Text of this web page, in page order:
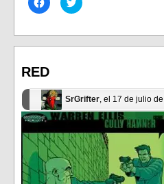
clic
en
(Se
en
una
nueva)
clic
en
(Se
nueva)
RED
SrGrifter , el 17 de julio